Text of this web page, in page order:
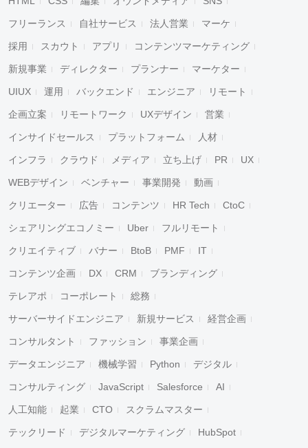
フリーランス 自社サービス 法人営業 マーケ
採用 スカウト アプリ コンテンツマーケティング
新規事業 ディレクター プランナー マーケター
UIUX 運用 バックエンド エンジニア リモート
企画立案 リモートワーク UXデザイン 営業
インサイドセールス プラットフォーム 人材
インフラ クラウド メディア 立ち上げ PR UX
WEBデザイン ベンチャー 事業開発 動画
クリエーター 広告 コンテンツ HR Tech CtoC
シェアリングエコノミー Uber フルリモート
クリエイティブ バナー BtoB PMF IT
コンテンツ企画 DX CRM ブランディング
テレアポ コーポレート 総務
サーバーサイドエンジニア 新規サービス 経営企画
コンサルタント ファッション 事業企画
データエンジニア 機械学習 Python デジタル
コンサルティング JavaScript Salesforce AI
人工知能 起業 CTO スクラムマスター
テックリード デジタルマーケティング HubSpot